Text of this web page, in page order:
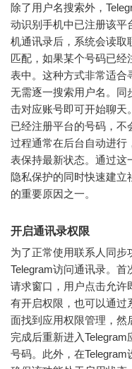
除了用户名搜索外，
动识别手机中已注册该平
机通讯录后，系统会读取
匹配，如果某个号码已经
表中。这种方式非常适合
无需逐一搜索用户名。同
击对应账号即可开始聊天
已经注册平台的号码，
过程通常在后台自动进行
表保持最新状态。通过这
隐私保护的同时快速建立
的重要原因之一。
开启通讯录权限
为了正常使用联系人同步
Telegram访问通讯录。
请求窗口，用户点击允许
有开启权限，也可以通过
面找到应用权限管理，然
完成后重新进入
号码。此外，在Telegram